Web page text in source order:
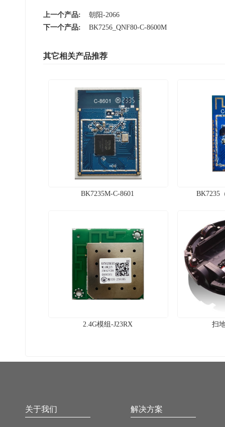
上一个产品:
朝阳-2066
下一个产品:
BK7256_QNF80-C-8600M
其它相关产品推荐
BK7235M-C-8601 BK7235
2.4G模组-J23RX 扫
关于我们 解决方案